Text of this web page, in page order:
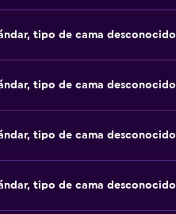
tipo de cama desconocido
tipo de cama desconocido
tipo de cama desconocido
tipo de cama desconocido